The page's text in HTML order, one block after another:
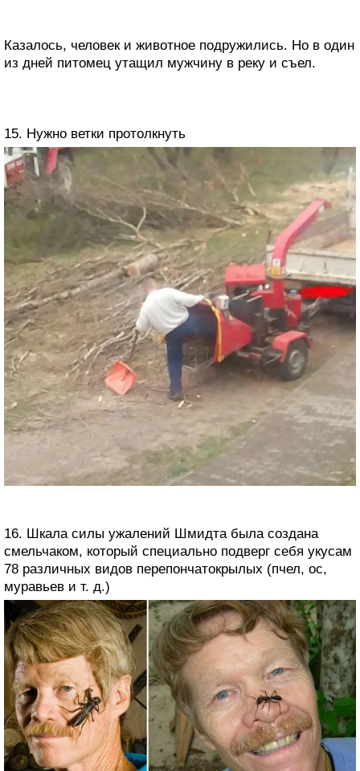
Казалось, человек и животное подружились. Но в один
из дней питомец утащил мужчину в реку и съел.
15. Нужно ветки протолкнуть
16. Шкала силы ужалений Шмидта была создана
смельчаком, который специально подверг себя укусам
78 различных видов перепончатокрылых (пчел, ос,
муравьев и т. д.)